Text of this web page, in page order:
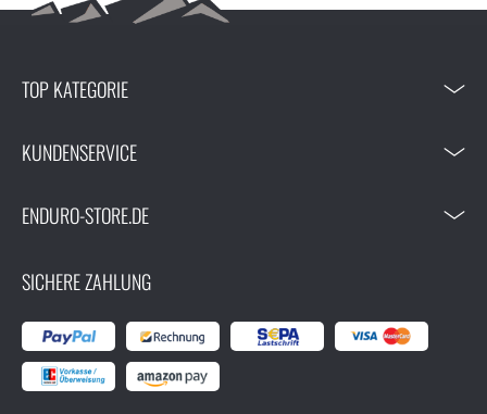
TOP KATEGORIE
KUNDENSERVICE
ENDURO-STORE.DE
SICHERE ZAHLUNG